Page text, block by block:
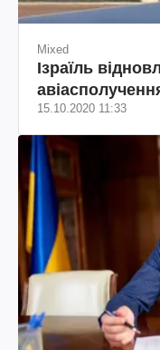
Mixed
Ізраїль
15.10.2020 11:33